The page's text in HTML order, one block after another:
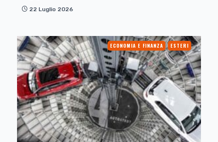
22 Luglio 2026
ECONOMIA E FINANZA ESTERI